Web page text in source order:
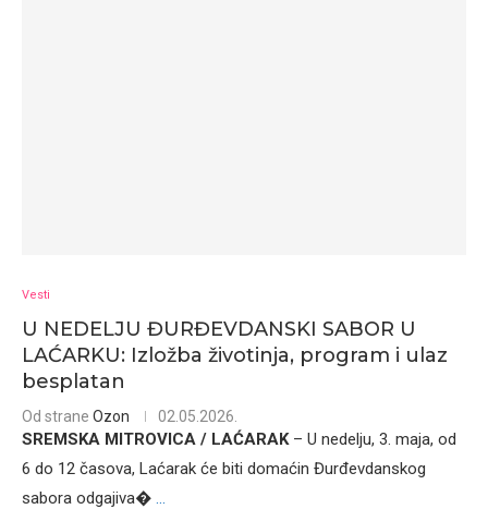
Vesti
U NEDELJU ĐURĐEVDANSKI SABOR U
LAĆARKU: Izložba životinja, program i ulaz
besplatan
Od strane Ozon 02.05.2026.
SREMSKA MITROVICA / LAĆARAK– U nedelju, 3. maja, od
6 do 12 časova, Laćarak će biti domaćin Đurđevdanskog
sabora odgajiva� ...